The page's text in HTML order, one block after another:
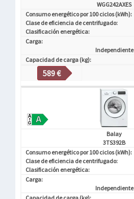
WGG242AXES
Consumo energético por 100 ciclos (kWh):
Clase de eficiencia de centrifugado:
Clasificación energética:
Carga:
Independiente
Capacidad de carga (kg):
589 €
Balay
3TS392B
Consumo energético por 100 ciclos (kWh):
Clase de eficiencia de centrifugado:
Clasificación energética:
Carga:
Independiente